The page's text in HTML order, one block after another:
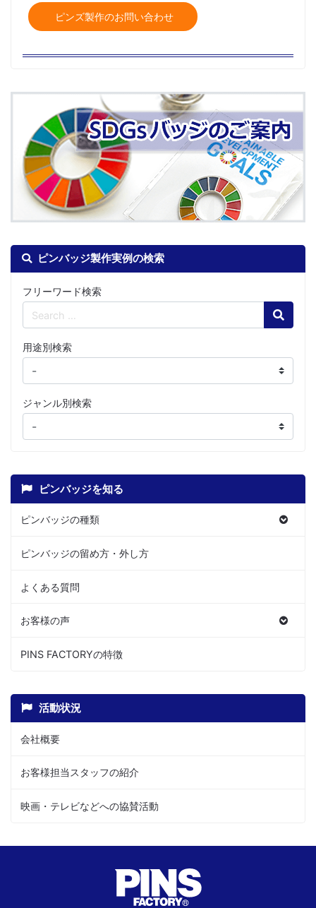
ピンバッジ製作実例の検索
フリーワード検索
Search
用途別検索
ジャンル別検索
ピンバッジを知る
ピンバッジの種類
ピンバッジの留め方・外し方
よくある質問
お客様の声
PINS FACTORYの特徴
活動状況
会社概要
お客様担当スタッフの紹介
映画・テレビなどへの協賛活動
ピンズ製作のお問い合わせ